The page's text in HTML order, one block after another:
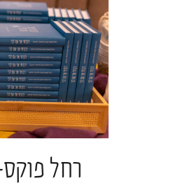
כנס חברוּת השנתי
לקריאה נוספת »
רחל